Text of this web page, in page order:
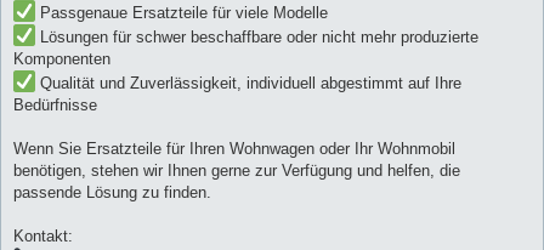
Passgenaue Ersatzteile für viele Modelle
Lösungen für schwer beschaffbare oder nicht mehr produzierte
Komponenten
Qualität und Zuverlässigkeit, individuell abgestimmt auf Ihre
Bedürfnisse
Wenn Sie Ersatzteile für Ihren Wohnwagen oder Ihr Wohnmobil
benötigen, stehen wir Ihnen gerne zur Verfügung und helfen, die
passende Lösung zu finden.
Kontakt: